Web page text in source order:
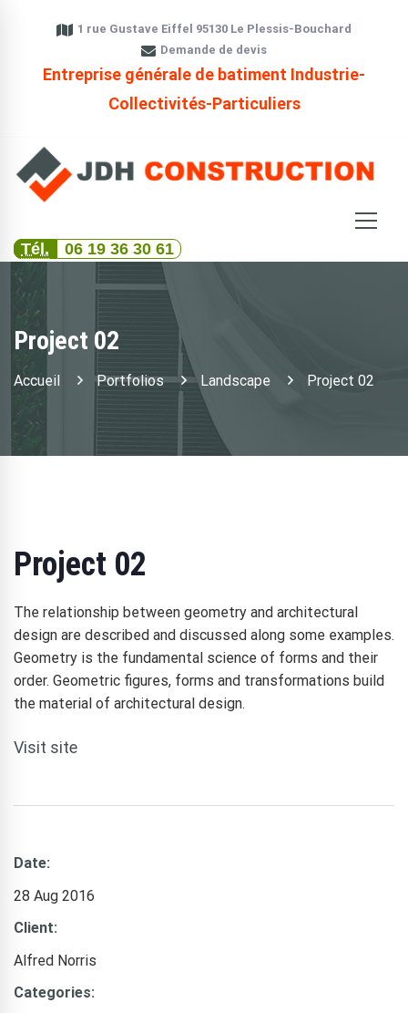
1 rue Gustave Eiffel 95130 Le Plessis-Bouchard
Demande de devis
Entreprise générale de batiment Industrie-
Collectivités-Particuliers
Tél. 06 19 36 30 61
Project 02
Accueil Portfolios Landscape Project 02
Project 02
The relationship between geometry and architectural
design are described and discussed along some examples.
Geometry is the fundamental science of forms and their
order. Geometric figures, forms and transformations build
the material of architectural design.
Visit site
Date:
28 Aug 2016
Client:
Alfred Norris
Categories: